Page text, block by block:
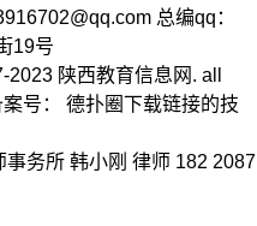
总编qq：
19号
陕西教育信息网. all
号： 德扑圈下载链接的技
务所 韩小刚 律师 182 2087